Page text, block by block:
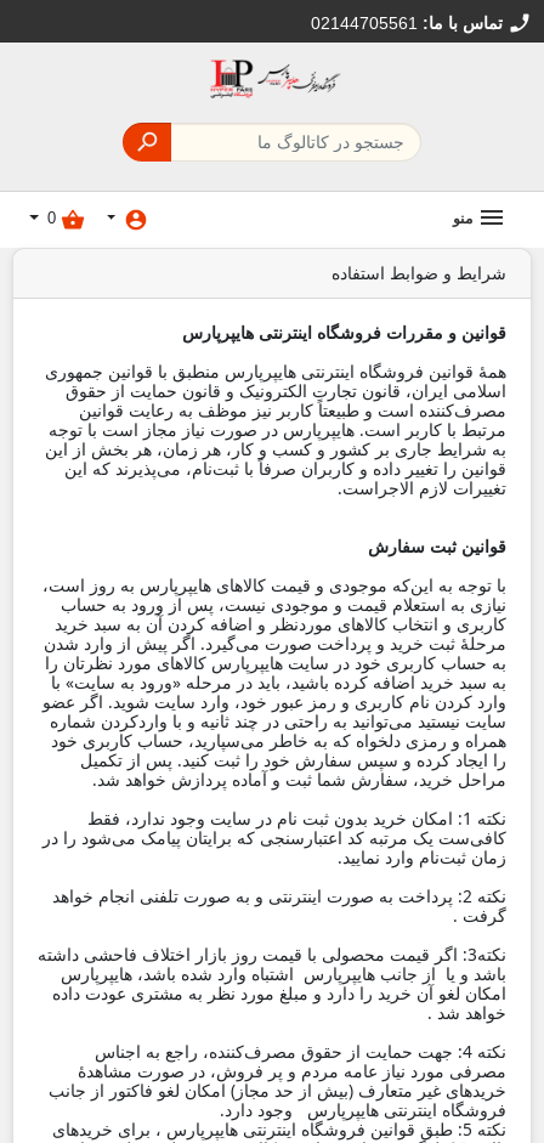
call تماس با ما: 02144705561

منو account_circle
shopping_basket
0
شرایط و ضوابط استفاده
قوانین و مقررات فروشگاه اینترنتی هایپرپارس
همۀ قوانین فروشگاه اینترنتی هایپرپارس منطبق با قوانین جمهوری
اسلامی ایران، قانون تجارت الکترونیک و قانون حمایت از حقوق
مصرف‌کننده است و طبیعتاً کاربر نیز موظف به رعایت قوانین
مرتبط با کاربر است. هایپرپارس در صورت نیاز مجاز است با توجه
به شرایط جاری بر کشور و کسب و کار، هر زمان، هر بخش از این
قوانین را تغییر داده و کاربران صرفاً با ثبت‌نام، می‌پذیرند که این
تغییرات لازم الاجراست.
قوانین ثبت سفارش
با توجه به این‌که موجودی و قیمت کالاهای هایپرپارس به روز است،
نیازی به استعلام قیمت و موجودی نیست، پس از ورود به‌ حساب
کاربری و انتخاب کالاهای موردنظر و اضافه کردن آن به سبد خرید
مرحلۀ ثبت خرید و پرداخت صورت می‌گیرد. اگر پیش از وارد شدن
به‌ حساب کاربری خود در سایت هایپرپارس کالاهای مورد نظرتان را
به سبد خرید اضافه کرده باشید، باید در مرحله «ورود به سایت» با
وارد کردن نام کاربری و رمز عبور خود، وارد سایت ‏‌شوید. اگر عضو
سایت نیستید می‌‏‏توانید به‌ راحتی در چند ثانیه و با واردکردن شماره
همراه و رمزی دلخواه که به خاطر می‌سپارید، حساب کاربری خود
را ایجاد کرده و سپس سفارش خود را ثبت کنید. پس از تکمیل
مراحل خرید، سفارش شما ثبت و آماده پردازش خواهد شد.
نکته 1: امکان خرید بدون ثبت نام در سایت وجود ندارد، فقط
کافی‌ست یک مرتبه کد اعتبارسنجی که برایتان پیامک می‌شود را در
زمان ثبت‌نام وارد نمایید.
نکته 2: پرداخت به ‌صورت اینترنتی و به صورت تلفنی انجام خواهد
گرفت .
نکته3: اگر قیمت محصولی با قیمت روز بازار اختلاف فاحشی داشته
باشد و یا از جانب هایپرپارس اشتباه وارد شده باشد، هایپرپارس
امکان لغو آن خرید را دارد و مبلغ مورد نظر به مشتری عودت داده
خواهد شد .
نکته 4: جهت حمایت از حقوق مصرف‌کننده، راجع به اجناس
مصرفی مورد نیاز عامه مردم و پر فروش، در صورت مشاهدۀ
خریدهای غیر متعارف (بیش از حد مجاز) امکان لغو فاکتور از جانب
فروشگاه اینترنتی هایپرپارس وجود دارد.
نکته 5: طبق قوانین فروشگاه اینترنتی هایپرپارس ، برای خریدهای